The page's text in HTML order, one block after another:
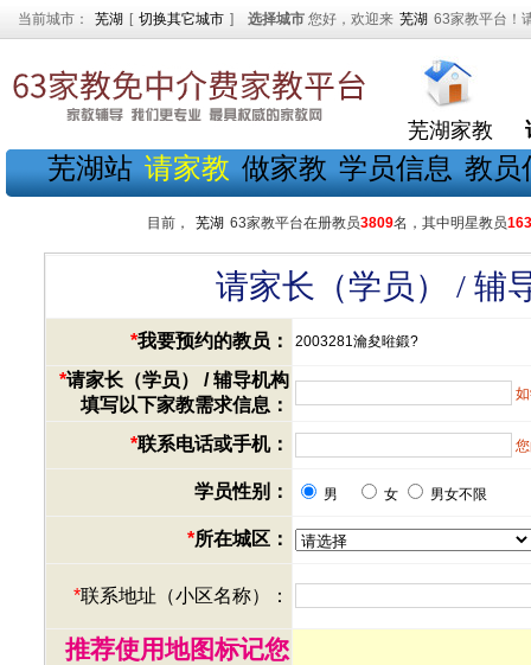
当前城市： 芜湖 [ 切换其它城市 ] 选择城市 您好，欢迎来 芜湖 63家教平台！
芜湖家教
芜湖站 请家教 做家教 学员信息 教员
目前， 芜湖 63家教平台在册教员3809名，其中明星教员163
请家长（学员） / 辅
*我要预约的教员： 2003281瀹夋暀鍛?
*请家长（学员） / 辅导机构
填写以下家教需求信息：
*联系电话或手机：
学员性别： 男 女 男女不限
*所在城区：
*联系地址（小区名称）：
推荐使用地图标记您